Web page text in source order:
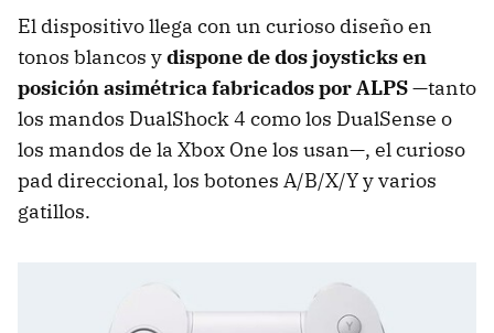
El dispositivo llega con un curioso diseño en
tonos blancos ydispone de dos joysticks en
posición asimétrica fabricados por ALPS—tanto
los mandos DualShock 4 como los DualSense o
los mandos de la Xbox One los usan—, el curioso
pad direccional, los botones A/B/X/Y y varios
gatillos.